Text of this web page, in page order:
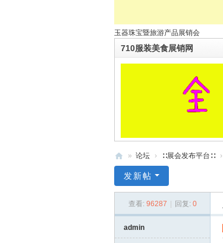
玉器珠宝暨旅游产品展销会
710服装美食展销网
0
» 论坛 › ∷展会发布平台∷ ›
发新帖
查看: 96287 | 回复: 0
admin